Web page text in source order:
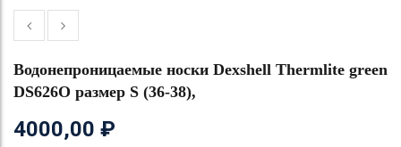
Водонепроницаемые носки Dexshell Thermlite green
DS626O размер S (36-38),
4000,00 ₽